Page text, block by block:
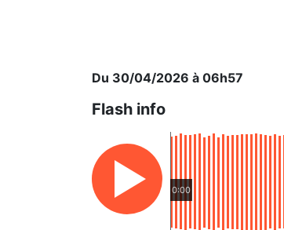
Du 30/04/2026 à 06h57
Flash info
0:00